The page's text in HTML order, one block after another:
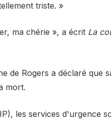
triste. »
ma chérie », a écrit La
de Rogers a déclaré que
mort.
les services d'urgence